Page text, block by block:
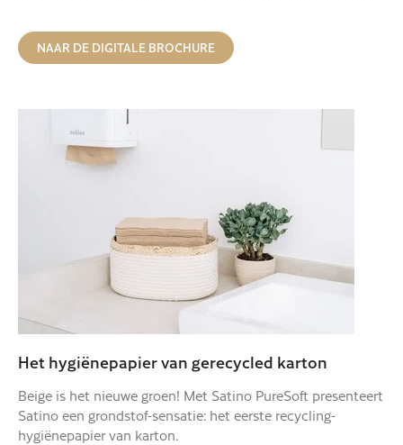
NAAR DE DIGITALE BROCHURE
Het hygiënepapier van gerecycled karton
Beige is het nieuwe groen! Met Satino PureSoft presenteert
Satino een grondstof-sensatie: het eerste recycling-
hygiënepapier van karton.